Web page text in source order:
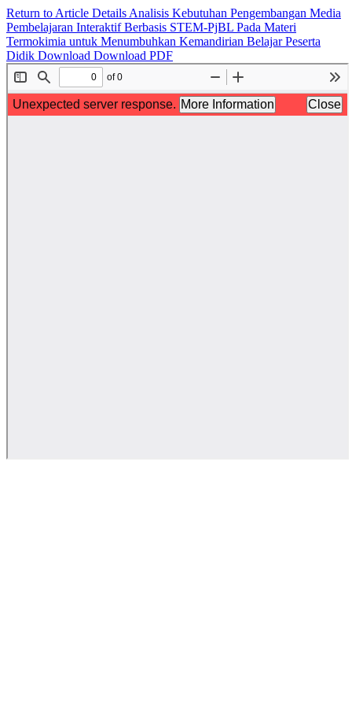
Return to Article Details Analisis Kebutuhan Pengembangan Media
Pembelajaran Interaktif Berbasis STEM-PjBL Pada Materi
Termokimia untuk Menumbuhkan Kemandirian Belajar Peserta
Didik Download Download PDF